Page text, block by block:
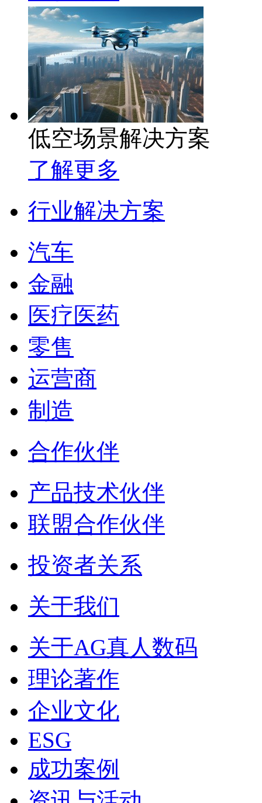
低空场景解决方案
了解更多
行业解决方案
汽车
金融
医疗医药
零售
运营商
制造
合作伙伴
产品技术伙伴
联盟合作伙伴
投资者关系
关于我们
关于AG真人数码
理论著作
企业文化
ESG
成功案例